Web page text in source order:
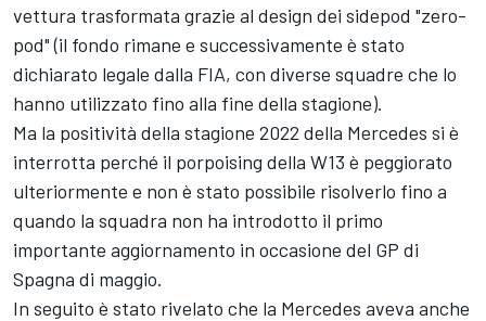
vettura trasformata grazie al design dei sidepod "zero-
pod" (il fondo rimane e successivamente è stato
dichiarato legale dalla FIA, con diverse squadre che lo
hanno utilizzato fino alla fine della stagione).
Ma la positività della stagione 2022 della Mercedes si è
interrotta perché il porpoising della W13 è peggiorato
ulteriormente e non è stato possibile risolverlo fino a
quando la squadra non ha introdotto il primo
importante aggiornamento in occasione del GP di
Spagna di maggio.
In seguito è stato rivelato che la Mercedes aveva anche